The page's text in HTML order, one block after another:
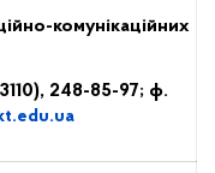
комунікаційних
248-85-97; ф.
.edu.ua